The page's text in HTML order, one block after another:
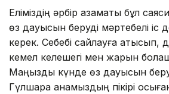
Еліміздің әрбір азаматы бұл
өз дауысын беруді мәртебелі іс
керек. Себебі сайлауға қатысып,
кемел келешегі мен жарқын
Маңызды күнде өз дауысын
Гүлшара анамыздың пікірі